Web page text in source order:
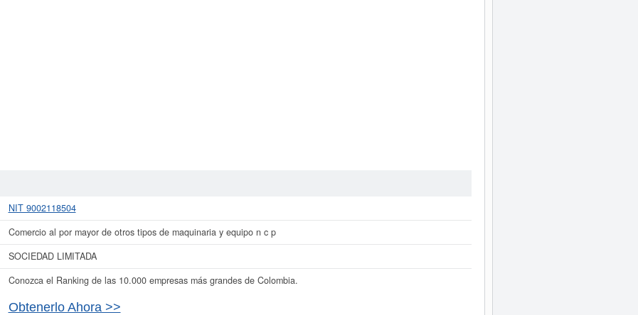
NIT 9002118504
Comercio al por mayor de otros tipos de maquinaria y equipo n c p
SOCIEDAD LIMITADA
Conozca el Ranking de las 10.000 empresas más grandes de Colombia.
Obtenerlo Ahora >>